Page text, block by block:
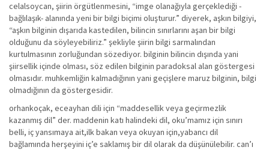
celalsoycan, şiirin örgütlenmesini, “imge olanağıyla gerçeklediği -
bağlılaşık- alanında yeni bir bilgi biçimi oluşturur.” diyerek, aşkın bilgiyi,
“aşkın bilginin dışarıda kastedilen, bilincin sınırlarını aşan bir bilgi
olduğunu da söyleyebiliriz.” şekliyle şiirin bilgi sarmalından
kurtulmasının zorluğundan sözediyor. bilginin bilincin dışında yani
şiirsellik içinde olması, söz edilen bilginin paradoksal alan göstergesi
olmasıdır. muhkemliğin kalmadığının yani geçişlere maruz bilginin, bilgi
olmadığının da göstergesidir.
orhankoçak, eceayhan dili için “maddesellik veya geçirmezlik
kazanmış dil” der. maddenin katı halindeki dil, oku’mamız için sınırı
belli, iç yansımaya ait,ilk bakan veya okuyan için,yabancı dil
bağlamında herşeyini iç’e saklamış bir dil olarak da düşünülebilir. can’ı